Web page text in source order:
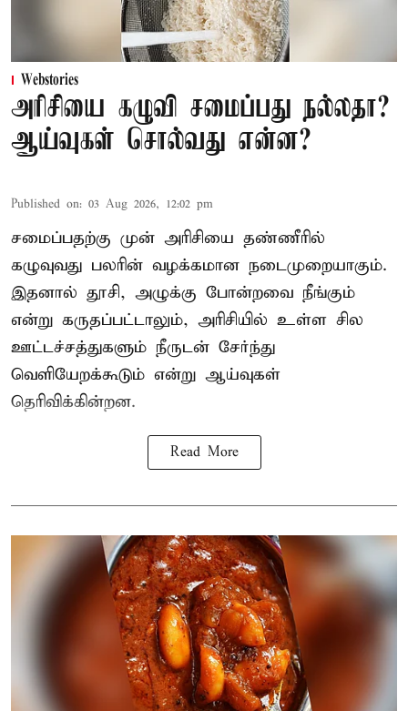
Webstories
அரிசியை கழுவி சமைப்பது நல்லதா?
ஆய்வுகள் சொல்வது என்ன?
Published on: 03 Aug 2026, 12:02 pm
சமைப்பதற்கு முன் அரிசியை தண்ணீரில்
கழுவுவது பலரின் வழக்கமான நடைமுறையாகும்.
இதனால் தூசி, அழுக்கு போன்றவை நீங்கும்
என்று கருதப்பட்டாலும், அரிசியில் உள்ள சில
ஊட்டச்சத்துகளும் நீருடன் சேர்ந்து
வெளியேறக்கூடும் என்று ஆய்வுகள்
தெரிவிக்கின்றன.
Read More